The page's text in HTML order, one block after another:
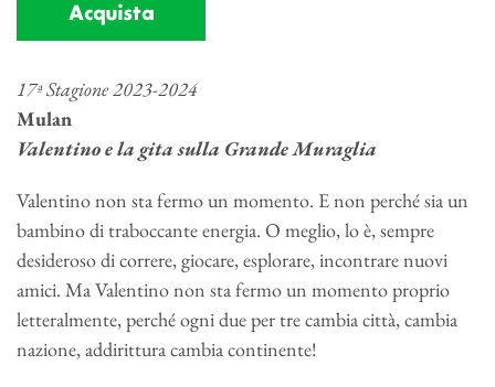
Acquista
17ª Stagione 2023-2024
Mulan
Valentino e la gita sulla Grande Muraglia
Valentino non sta fermo un momento. E non perché sia un
bambino di traboccante energia. O meglio, lo è, sempre
desideroso di correre, giocare, esplorare, incontrare nuovi
amici. Ma Valentino non sta fermo un momento proprio
letteralmente, perché ogni due per tre cambia città, cambia
nazione, addirittura cambia continente!